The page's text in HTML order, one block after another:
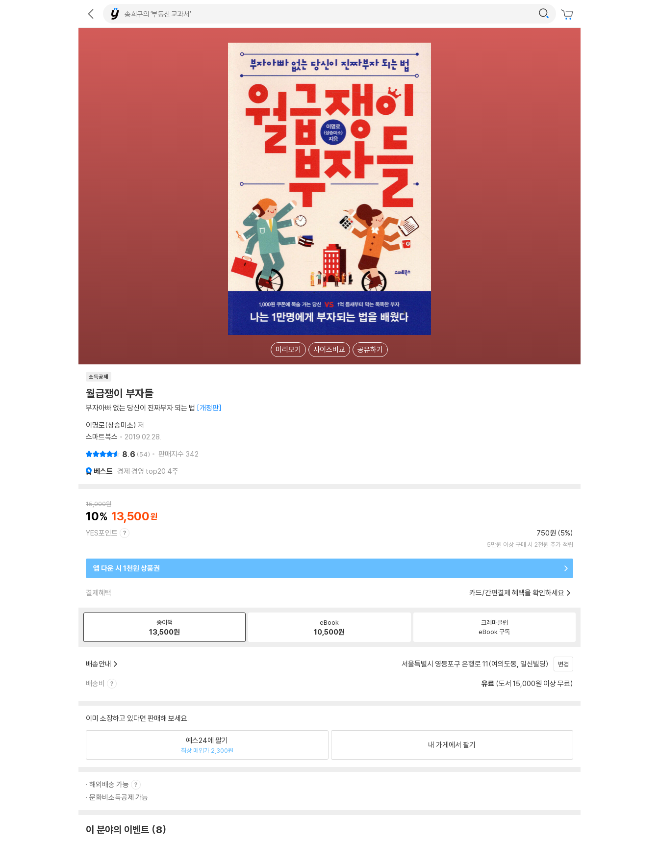
미리보기 사이즈비교 공유하기
소득공제
월급쟁이 부자들
부자아빠 없는 당신이 진짜부자 되는 법 개정판
이명로(상승미소) 저
스마트북스
2019.02.28.
8.6 54 판매지수 342
베스트 경제 경영 top20 4주
15,000원
10 13,500
YES포인트 750원 (5%)
5만원 이상 구매 시 2천원 추가 적립
앱 다운 시 1천원 상품권
결제혜택 카드/간편결제 혜택을 확인하세요
종이책
13,500원
eBook
10,500원
크레마클럽
eBook 구독
배송안내 서울특별시 영등포구 은행로 11(여의도동, 일신빌딩) 변경
배송비 유료 (도서 15,000원 이상 무료)
이미 소장하고 있다면 판매해 보세요.
예스24에 팔기
최상 매입가 2,300원
내 가게에서 팔기
해외배송 가능
문화비소득공제 가능
이 분야의 이벤트 8